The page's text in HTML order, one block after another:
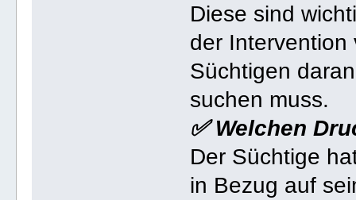
Diese sind
der Intervention
Süchtigen
suchen muss.
✅ Welchen
Der Süchtige
in Bezug auf